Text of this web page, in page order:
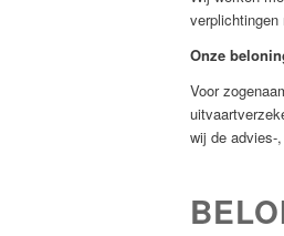
verplichtingen
Onze
Voor
wij de advies-